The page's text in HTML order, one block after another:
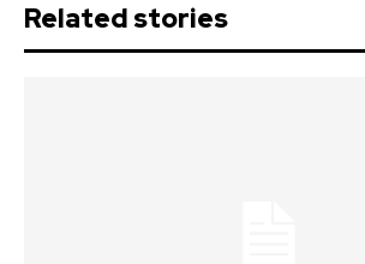
Related stories